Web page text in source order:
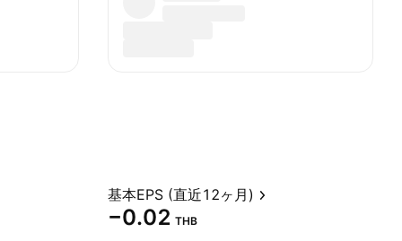
基本EPS (直近12ヶ月)
−0.02 THB